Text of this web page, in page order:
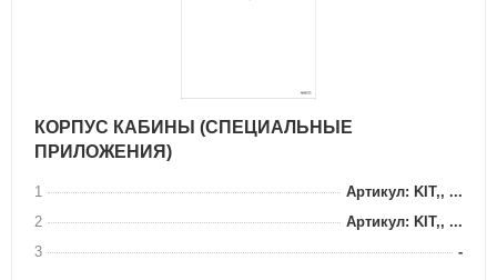
КОРПУС КАБИНЫ (СПЕЦИАЛЬНЫЕ
ПРИЛОЖЕНИЯ)
1
Артикул: KIT,, ...
2
Артикул: KIT,, ...
3
-